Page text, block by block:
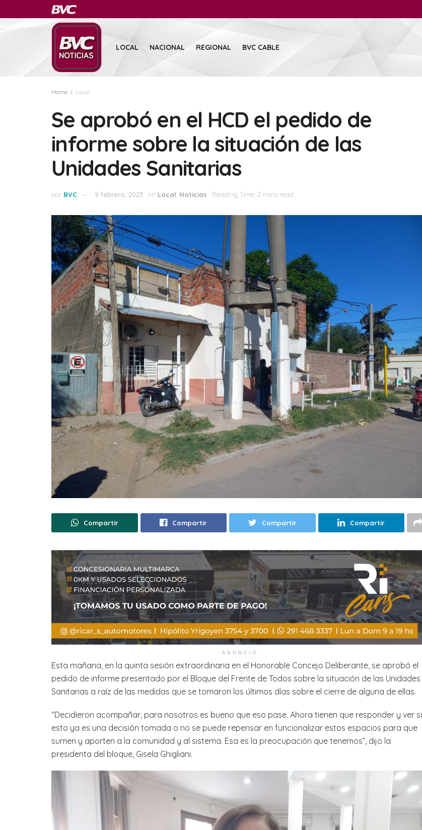
LOCAL NACIONAL REGIONAL BVC CABLE
Home Local
Se aprobó en el HCD el pedido de
informe sobre la situación de las
Unidades Sanitarias
por BVC 9 febrero, 2023 en Local Noticias Reading Time: 2 mins read
Compartir Compartir Compartir Compartir
ANUNCIO
Esta mañana, en la quinta sesión extraordinaria en el Honorable Concejo Deliberante, se aprobó el
pedido de informe presentado por el Bloque del Frente de Todos sobre la situación de las Unidades
Sanitarias a raíz de las medidas que se tomaron los últimos días sobre el cierre de alguna de ellas.
“Decidieron acompañar, para nosotros es bueno que eso pase. Ahora tienen que responder y ver si
esto ya es una decisión tomada o no se puede repensar en funcionalizar estos espacios para que
sumen y aporten a la comunidad y al sistema. Esa es la preocupación que tenemos”, dijo la
presidenta del bloque, Gisela Ghigliani.